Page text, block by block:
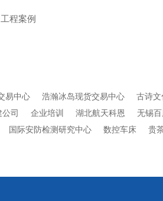
工程案例
易中心 浩瀚冰岛现货交易中心 古诗文
司 企业培训 湖北航天科恩 无锡
国际安防检测研究中心 数控车床 贵